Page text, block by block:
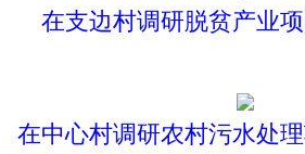
在支边村调研脱贫产业
在中心村调研农村污水处